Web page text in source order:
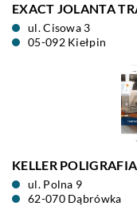
EXACT JOLANTA
ul. Cisowa 3
05-092 Kiełpin
KELLER
ul. Polna 9
62-070 Dąbrówka